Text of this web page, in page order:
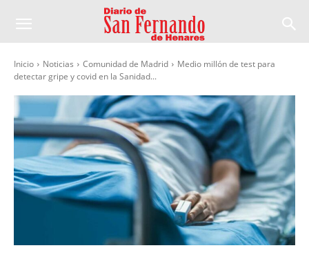
Inicio Noticias Comunidad de Madrid
Medio millón de test para
detectar gripe y covid en la Sanidad...